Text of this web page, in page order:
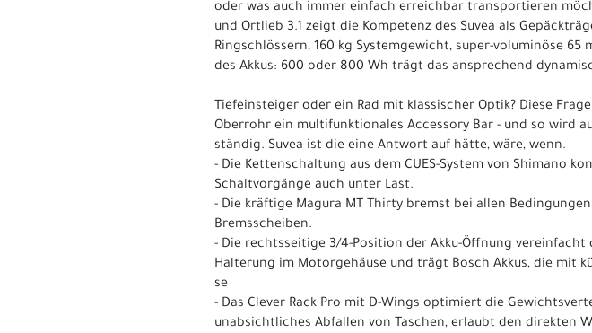
oder was auch immer einfach erreichbar transportieren
und Ortlieb 3.1 zeigt die Kompetenz des Suvea als
Ringschlössern, 160 kg Systemgewicht, super-voluminöse
des Akkus: 600 oder 800 Wh trägt das ansprechend
Tiefeinsteiger oder ein Rad mit klassischer Optik? Diese
Oberrohr ein multifunktionales Accessory Bar - und so wird
ständig. Suvea ist die eine Antwort auf hätte, wäre, wenn.
- Die Kettenschaltung aus dem CUES-System von Shimano
Schaltvorgänge auch unter Last.
- Die kräftige Magura MT Thirty bremst bei allen
Bremsscheiben.
- Die rechtsseitige 3/4-Position der Akku-Öffnung
Halterung im Motorgehäuse und trägt Bosch Akkus, die mit
se
- Das Clever Rack Pro mit D-Wings optimiert die
unabsichtliches Abfallen von Taschen, erlaubt den direkten